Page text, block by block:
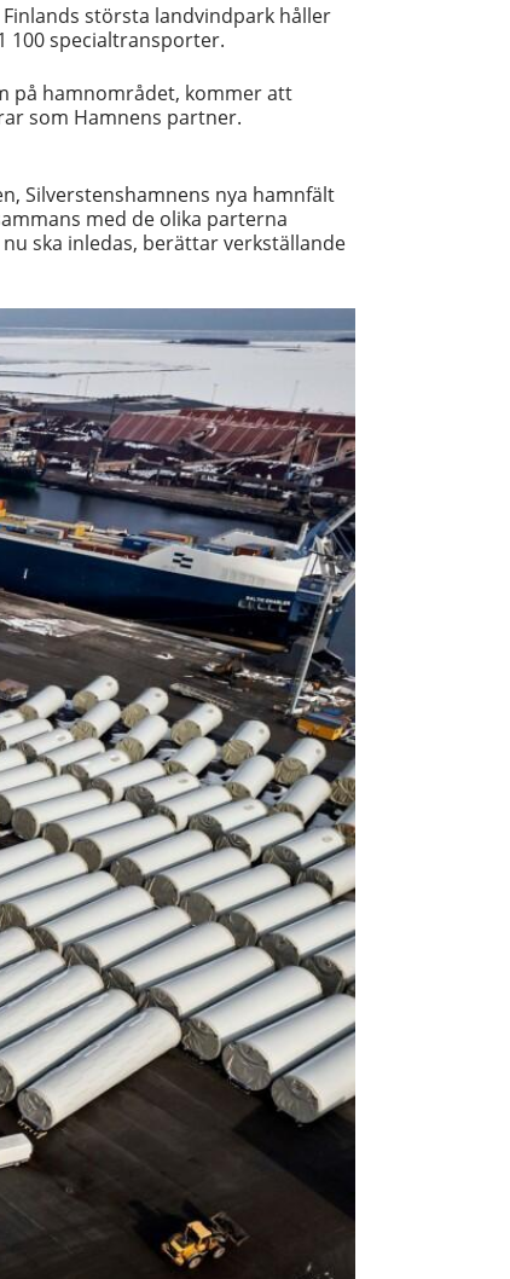
största landvindpark håller
100 specialtransporter.
på hamnområdet, kommer att
som Hamnens partner.
Silverstenshamnens nya hamnfält
med de olika parterna
ska inledas, berättar verkställande